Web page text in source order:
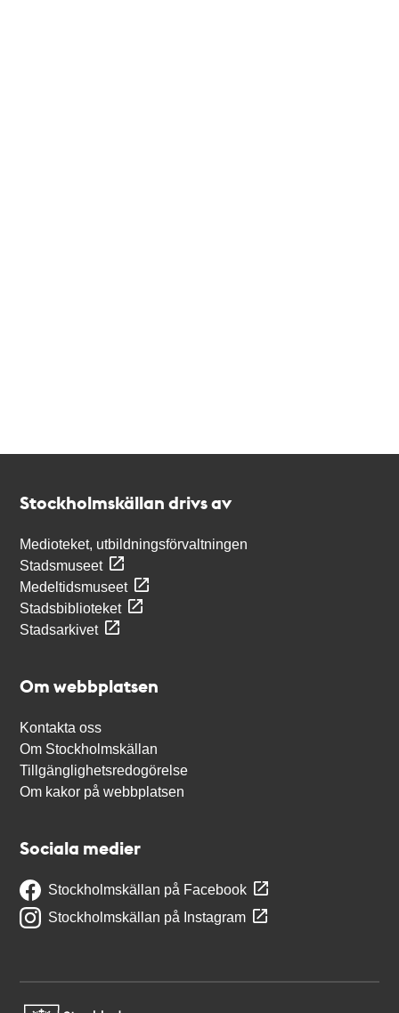
Stockholmskällan drivs av
Medioteket, utbildningsförvaltningen
Stadsmuseet
Medeltidsmuseet
Stadsbiblioteket
Stadsarkivet
Om webbplatsen
Kontakta oss
Om Stockholmskällan
Tillgänglighetsredogörelse
Om kakor på webbplatsen
Sociala medier
Stockholmskällan på Facebook
Stockholmskällan på Instagram